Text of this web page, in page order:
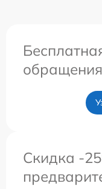
обращения
Скидка -